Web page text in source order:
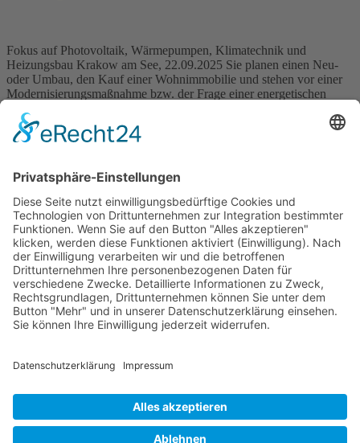
Fokus auf Photovoltaik, Wärmepumpen, Klimatechnik und
Heizungsbau Krakow am See, 22.09.2025 Sie planen einen Neu-
oder Umbau, den Kauf einer Wohnimmobilie und stehen vor einer
Modernisierungsmaßnahme bzw. der Frage einer energetischen
des Landes. Vom 26.-28. September 2025 bieten mehr als 200
Aussteller Informationen und Angebote […]
Impressum
Datenschutz
Kooperation
Werbung
Presse- und Öffentlichkeitsarbeit
Aktuelles
Themenwelt
Geprüfter Franchisegeber